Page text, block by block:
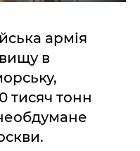
армія
в
тисяч тонн